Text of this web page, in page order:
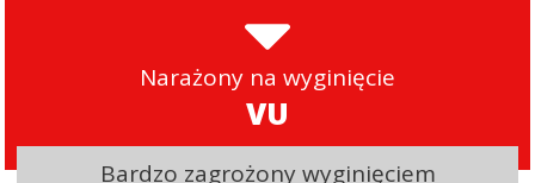
Narażony na wyginięcie
VU
Bardzo zagrożony wyginięciem